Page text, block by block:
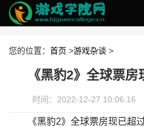
您的位置： 首页 >游戏杂谈 >
《黑豹2》全球票
时间：2022-12-27 10:06:16
《黑豹2》全球票房现已超